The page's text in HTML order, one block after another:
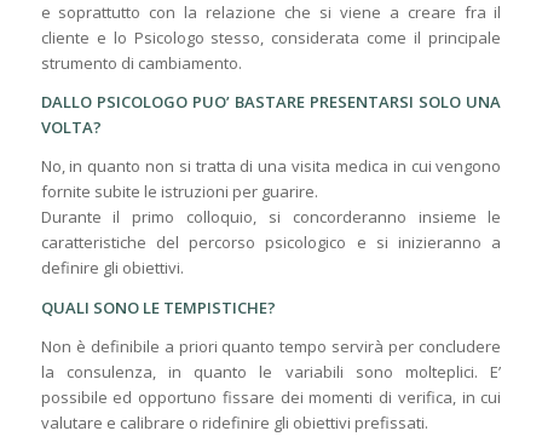
e soprattutto con la relazione che si viene a creare fra il
cliente e lo Psicologo stesso, considerata come il principale
strumento di cambiamento.
DALLO PSICOLOGO PUO’ BASTARE PRESENTARSI SOLO UNA
VOLTA?
No, in quanto non si tratta di una visita medica in cui vengono
fornite subite le istruzioni per guarire.
Durante il primo colloquio, si concorderanno insieme le
caratteristiche del percorso psicologico e si inizieranno a
definire gli obiettivi.
QUALI SONO LE TEMPISTICHE?
Non è definibile a priori quanto tempo servirà per concludere
la consulenza, in quanto le variabili sono molteplici. E’
possibile ed opportuno fissare dei momenti di verifica, in cui
valutare e calibrare o ridefinire gli obiettivi prefissati.